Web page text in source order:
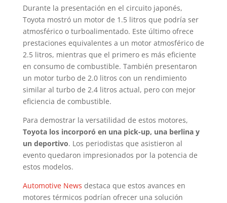
Durante la presentación en el circuito japonés,
Toyota mostró un motor de 1.5 litros que podría ser
atmosférico o turboalimentado. Este último ofrece
prestaciones equivalentes a un motor atmosférico de
2.5 litros, mientras que el primero es más eficiente
en consumo de combustible. También presentaron
un motor turbo de 2.0 litros con un rendimiento
similar al turbo de 2.4 litros actual, pero con mejor
eficiencia de combustible.
Para demostrar la versatilidad de estos motores,
Toyota los incorporó en una pick-up, una berlina y
un deportivo. Los periodistas que asistieron al
evento quedaron impresionados por la potencia de
estos modelos.
Automotive News destaca que estos avances en
motores térmicos podrían ofrecer una solución